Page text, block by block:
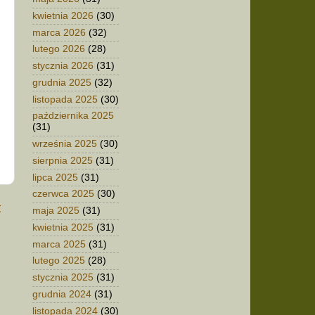
kwietnia 2026 (30)
marca 2026 (32)
lutego 2026 (28)
stycznia 2026 (31)
grudnia 2025 (32)
listopada 2025 (30)
października 2025
(31)
września 2025 (30)
sierpnia 2025 (31)
lipca 2025 (31)
czerwca 2025 (30)
maja 2025 (31)
kwietnia 2025 (31)
marca 2025 (31)
lutego 2025 (28)
stycznia 2025 (31)
grudnia 2024 (31)
listopada 2024 (30)